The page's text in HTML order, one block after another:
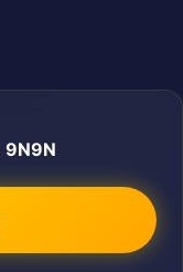
9N9N